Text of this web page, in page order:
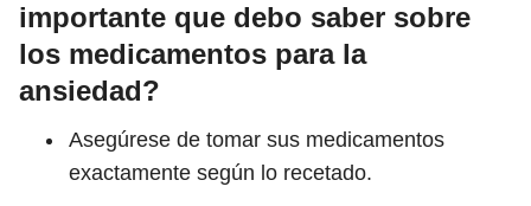
importante que debo saber sobre
los medicamentos para la
ansiedad?
Asegúrese de tomar sus medicamentos
exactamente según lo recetado.